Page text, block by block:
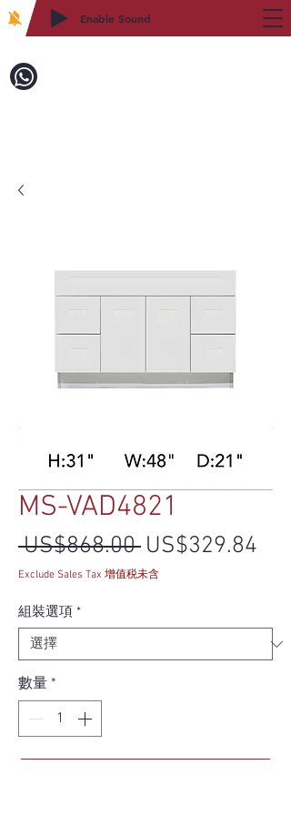
Enable Sound
MS-VAD4821
US$868.00 一般價格
US$329.84
Exclude Sales Tax 增值税未含
組裝選項 *
數量 *